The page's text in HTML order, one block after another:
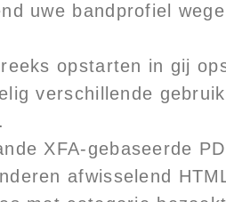
uwe bandprofiel
opstarten in gij
verschillende
XFA-gebaseerde
afwisselend